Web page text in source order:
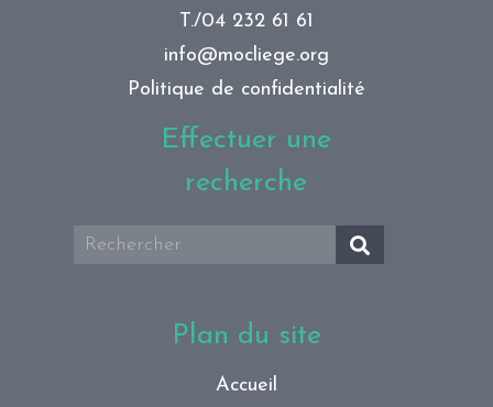
T./04 232 61 61
info@mocliege.org
Politique de confidentialité
Effectuer une
recherche
Plan du site
Accueil